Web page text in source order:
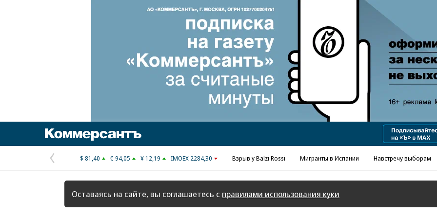
Реклама в «Ъ» www.kommersant.ru/ad
Предыдущая
страница
$ 81,40 € 94,05 ¥ 12,19 IMOEX 2284,30 Взрыв у Balzi Rossi Мигранты в Испании Навстречу выборам
Оставаясь на сайте, вы соглашаетесь с правилами использования куки